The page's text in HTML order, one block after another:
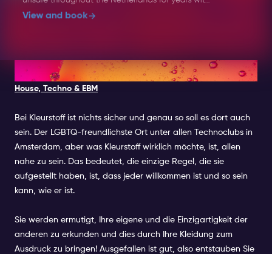
the now well-known recipe: dance, flirt and enjoy
sounds: Reggaeton, Salsa, Bachata, Merengue,
Cumbia, Trap Latino, Baile Funk... everything is
thrown into the blender with a steaming dance
Music: Latin
Dress Code: Party Chic
Event Time: 23:30 - 05:00
View and book
5. KLEURSTOFF
House, Techno & EBM
Bei Kleurstoff ist nichts sicher und genau so soll es dort auch
sein. Der LGBTQ-freundlichste Ort unter allen Technoclubs in
Amsterdam, aber was Kleurstoff wirklich möchte, ist, allen
nahe zu sein. Das bedeutet, die einzige Regel, die sie
aufgestellt haben, ist, dass jeder willkommen ist und so sein
kann, wie er ist.
Sie werden ermutigt, Ihre eigene und die Einzigartigkeit der
anderen zu erkunden und dies durch Ihre Kleidung zum
Ausdruck zu bringen! Ausgefallen ist gut, also entstauben Sie